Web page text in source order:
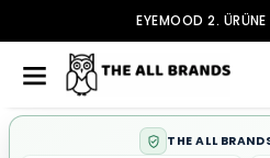
EYEMOOD 2.
THE ALL